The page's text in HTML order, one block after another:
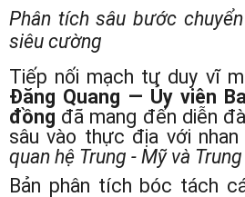
Phân tích sâu bước
siêu cường
Tiếp nối mạch tư duy vĩ
Đăng Quang — Ủy viên
đồng đã mang đến diễn
sâu vào thực địa với nhan
quan hệ Trung - Mỹ và
Bản phân tích bóc tách